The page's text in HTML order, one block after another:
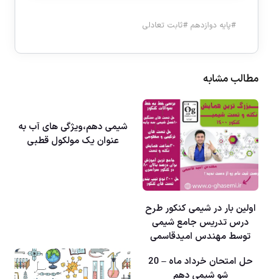
#پایه دوازدهم #ثابت تعادلی
مطالب مشابه
اولین بار در شیمی کنکور طرح
درس تدریس جامع شیمی
توسط مهندس امیدقاسمی
شیمی دهم،ویژگی های آب به
عنوان یک مولکول قطبی
حل امتحان خرداد ماه – 20
شو شیمی دهم